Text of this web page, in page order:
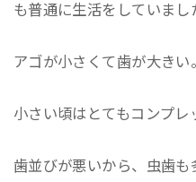
も普通に生活をしていまし
アゴが小さくて歯が大きい
小さい頃はとてもコンプレ
歯並びが悪いから、虫歯も